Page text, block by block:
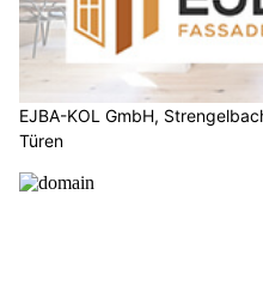
EJBA-KOL GmbH,
Türen